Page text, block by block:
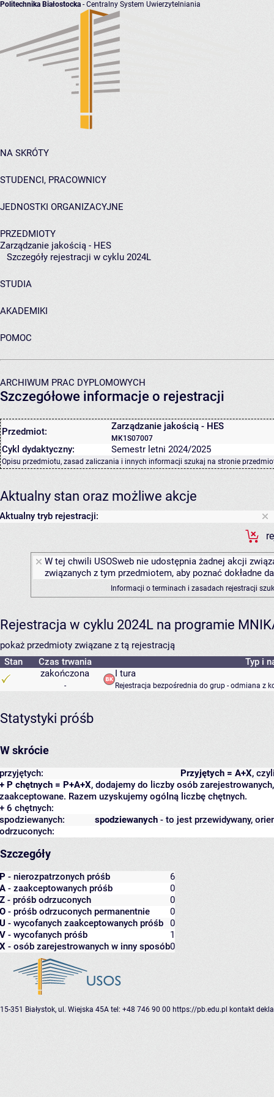
Politechnika Białostocka - Centralny System Uwierzytelniania
NA SKRÓTY
STUDENCI, PRACOWNICY
JEDNOSTKI ORGANIZACYJNE
PRZEDMIOTY
Zarządzanie jakością - HES
Szczegóły rejestracji w cyklu 2024L
STUDIA
AKADEMIKI
POMOC
ARCHIWUM PRAC DYPLOMOWYCH
Szczegółowe informacje o rejestracji
Przedmiot: Zarządzanie jakością - HES
MK1S07007
Cykl dydaktyczny: Semestr letni 2024/2025
Opisu przedmiotu, zasad zaliczania i innych informacji szukaj na stronie
Aktualny stan oraz możliwe akcje
Aktualny tryb rejestracji:
W tej chwili USOSweb nie udostępnia żadnej akcji
związanych z tym przedmiotem, aby poznać dokładne
Informacji o terminach i zasadach rejestracji
Rejestracja w cyklu 2024L na programie
pokaż przedmioty związane z tą rejestracją
Stan
Czas trwania
Typ i
zakończona
-
I tura
Rejestracja bezpośrednia do grup - odmiana z
Statystyki próśb
W skrócie
Przyjętych = A+X,
przyjętych:
+ P chętnych = P+A+X, dodajemy do liczby osób
zaakceptowane. Razem uzyskujemy ogólną liczbę chętnych.
+ 6 chętnych:
spodziewanych - to jest przewidywany,
spodziewanych:
odrzuconych:
Szczegóły
P - nierozpatrzonych próśb
6
A - zaakceptowanych próśb
0
Z - próśb odrzuconych
0
O - próśb odrzuconych permanentnie
0
U - wycofanych zaakceptowanych próśb
0
V - wycofanych próśb
1
X - osób zarejestrowanych w inny sposób0
15-351 Białystok, ul. Wiejska 45A tel: +48 746 90 00 https://pb.edu.pl kontakt